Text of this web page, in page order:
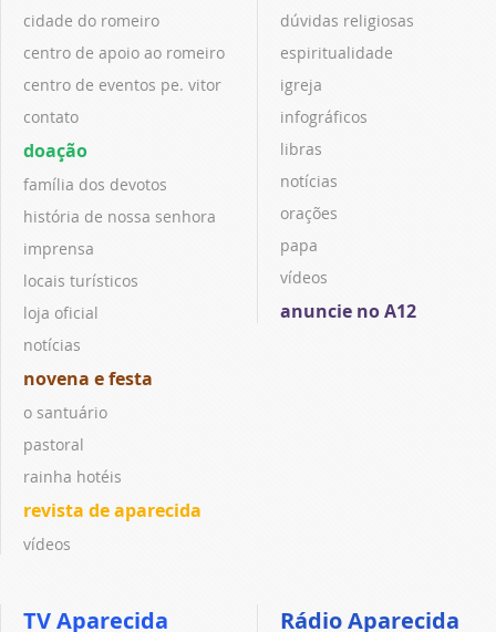
cidade do romeiro
centro de apoio ao romeiro
centro de eventos pe. vitor
contato
doação
família dos devotos
história de nossa senhora
imprensa
locais turísticos
loja oficial
notícias
novena e festa
o santuário
pastoral
rainha hotéis
revista de aparecida
vídeos
dúvidas religiosas
espiritualidade
igreja
infográficos
libras
notícias
orações
papa
vídeos
anuncie no A12
TV Aparecida Rádio Aparecida